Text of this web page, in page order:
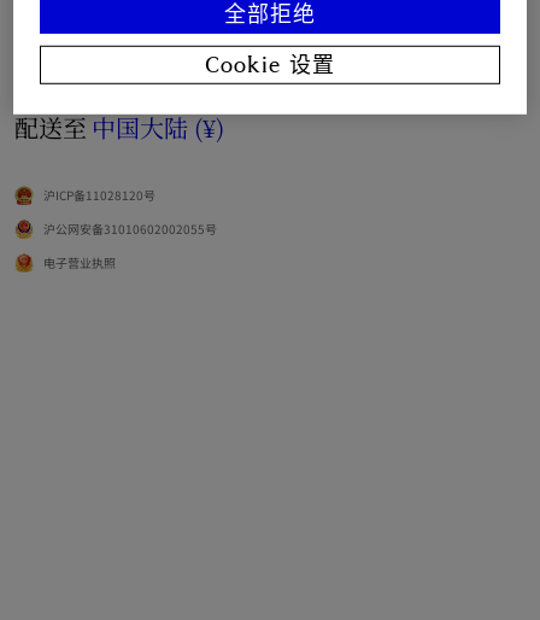
法律声明及 Cookie 政策
语言简体中文
配送至 中国大陆 (¥)
沪ICP备11028120号
沪公网安备31010602002055号
电子营业执照
全部拒绝
Cookie 设置